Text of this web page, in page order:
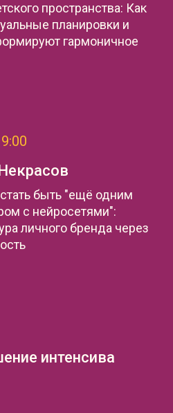
пространства: Как
планировки и
гармоничное
быть "ещё одним
с нейросетями":
личного бренда через
интенсива